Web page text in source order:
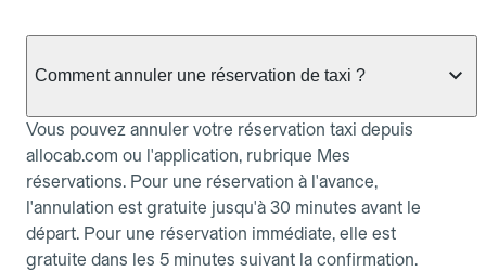
Comment annuler une réservation de taxi ?
Vous pouvez annuler votre réservation taxi depuis
allocab.com ou l'application, rubrique Mes
réservations. Pour une réservation à l'avance,
l'annulation est gratuite jusqu'à 30 minutes avant le
départ. Pour une réservation immédiate, elle est
gratuite dans les 5 minutes suivant la confirmation.